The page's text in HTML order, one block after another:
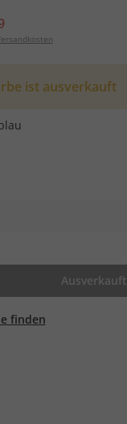
ist ausverkauft
Ausverkauft
finden